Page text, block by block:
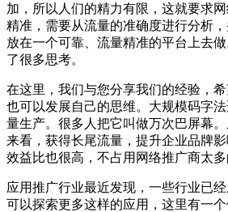
加，所以人们的精力有限，这就要求
精准，需要从流量的准确度进行分析
放在一个可靠、流量精准的平台上去
了很多思考。
在这里，我们与您分享我们的经验，
也可以发展自己的思维。大规模码字
量生产。很多人把它叫做万次巴屏幕
来看，获得长尾流量，提升企业品牌
效益比也很高，不占用网络推广商太多
应用推广行业最近发现，一些行业已
可以探索更多这样的应用，这里有一